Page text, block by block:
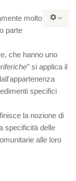
molto
parte
che hanno uno
" si applica il
specifici
la nozione di
specificità delle
alle loro